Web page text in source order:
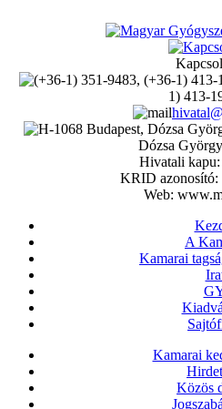
1) 413-
Dózsa
Hivatali
KRID azonosító:
Web:
A
Kamarai
Kamarai
Közös